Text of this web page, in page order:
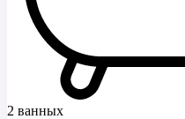
2 ванных